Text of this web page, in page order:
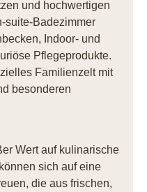
und hochwertigen
suite-Badezimmer
Indoor- und
Pflegeprodukte.
Familienzelt mit
besonderen
Wert auf kulinarische
sich auf eine
die aus frischen,